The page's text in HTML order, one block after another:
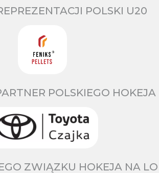
POLSKI U20
POLSKIEGO HOKEJA
ZWIĄZKU HOKEJA NA